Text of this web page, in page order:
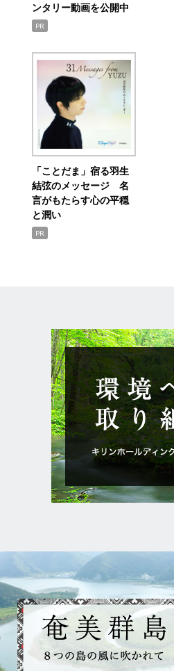
ンタリー動画を公開中
PR
「ことだま」宿る羽生
結弦のメッセージ 名
言がもたらす心の平穏
と潤い
PR